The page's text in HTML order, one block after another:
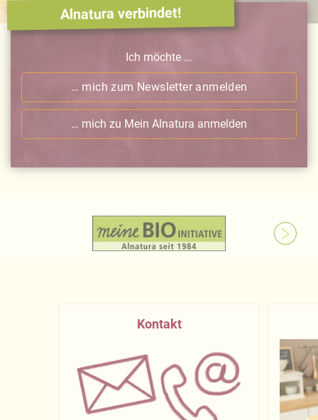
Alnatura verbindet!
Ich möchte ...
… mich zum Newsletter anmelden
… mich zu Mein Alnatura anmelden
Kontakt